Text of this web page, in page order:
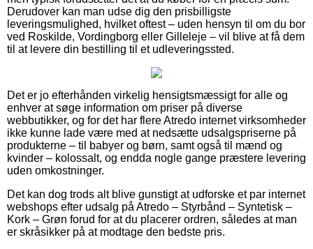
Derudover kan man udse dig den prisbilligste
leveringsmulighed, hvilket oftest – uden hensyn til om du bor
ved Roskilde, Vordingborg eller Gilleleje – vil blive at få dem
til at levere din bestilling til et udleveringssted.
Det er jo efterhånden virkelig hensigtsmæssigt for alle og
enhver at søge information om priser på diverse
webbutikker, og for det har flere Atredo internet virksomheder
ikke kunne lade være med at nedsætte udsalgspriserne på
produkterne – til babyer og børn, samt også til mænd og
kvinder – kolossalt, og endda nogle gange præstere levering
uden omkostninger.
Det kan dog trods alt blive gunstigt at udforske et par internet
webshops efter udsalg på Atredo – Styrbånd – Syntetisk –
Kork – Grøn forud for at du placerer ordren, således at man
er skråsikker på at modtage den bedste pris.